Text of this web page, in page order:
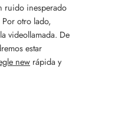
ruido inesperado
otro lado,
videollamada. De
estar
new rápida y